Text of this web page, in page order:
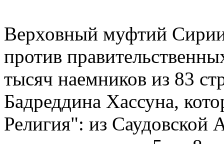
Верховный муфтий Сирии
против
тысяч наемников из 83
Бадреддина Хассуна,
Религия": из Саудовской